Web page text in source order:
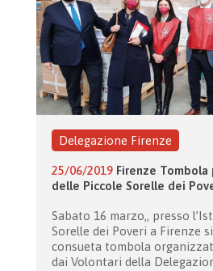
Delegazione Firenze
25/06/2019 Firenze Tombola
delle Piccole Sorelle dei
Sabato 16 marzo,, presso
Sorelle dei Poveri a Firenze
consueta tombola
dai Volontari della